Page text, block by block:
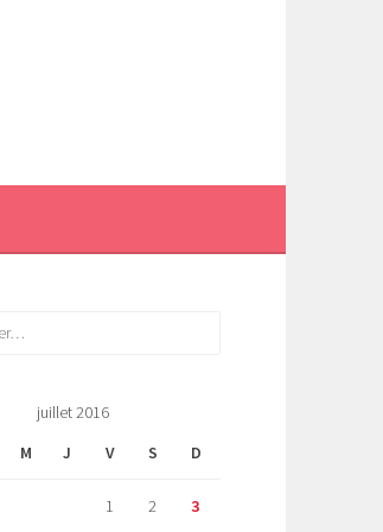
juillet 2016
M J V S D
1 2 3